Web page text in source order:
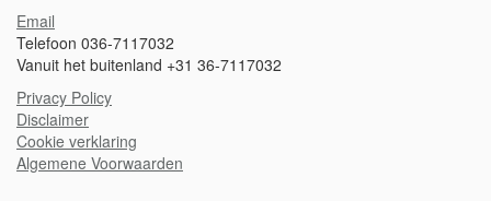
Email
Telefoon 036-7117032
Vanuit het buitenland +31 36-7117032
Privacy Policy
Disclaimer
Cookie verklaring
Algemene Voorwaarden